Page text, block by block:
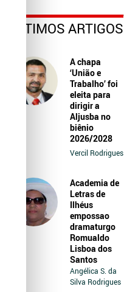
ÚLTIMOS ARTIGOS
A chapa
‘União e
Trabalho’ foi
eleita para
dirigir a
Aljusba no
biênio
2026/2028
Vercil Rodrigues
Academia de
Letras de
Ilhéus
empossao
dramaturgo
Romualdo
Lisboa dos
Santos
Angélica S. da
Silva Rodrigues